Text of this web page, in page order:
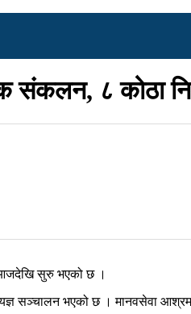
८ कोठा
आजदेखि सुरु भएको छ ।
सञ्चालन भएको छ । मानवसेवा